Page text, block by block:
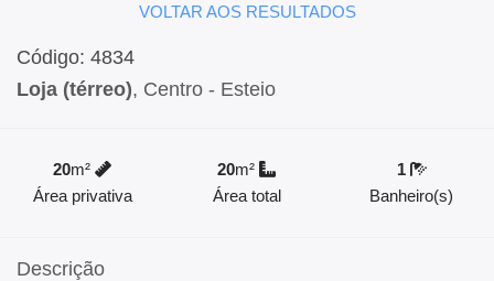
VOLTAR AOS RESULTADOS
Código: 4834
Loja (térreo), Centro - Esteio
20m²
Área privativa
20m²
Área total
1
Banheiro(s)
Descrição